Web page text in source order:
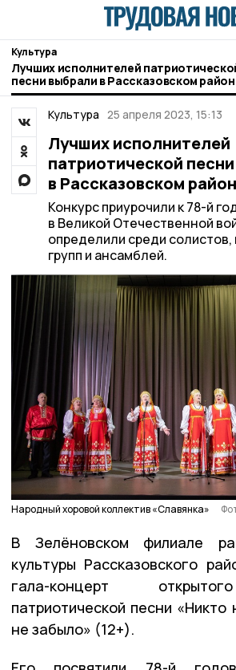
Культура
Лучших исполнителей
песни выбрали в Рассказовском
Культура 25 апреля 2023, 15:13
Лучших исполнителей
патриотической
в Рассказовском
Конкурс приурочили к 78-й
в Великой Отечественной
определили среди
групп и ансамблей.
Народный хоровой коллектив «Славянка»
В Зелёновском филиале
культуры Рассказовского
гала-концерт
патриотической песни «Никто
не забыло» (12+).